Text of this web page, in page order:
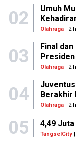
02
Umuh
Olahraga| 2
03
Final
Olahraga| 2
04
Berakhir
Olahraga| 2
05 4,49
TangselCity